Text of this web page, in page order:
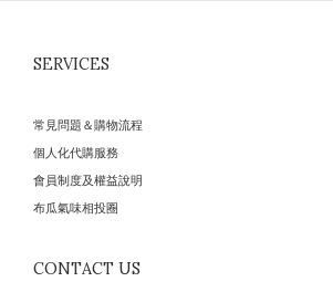
SERVICES
常見問題＆購物流程
個人化代購服務
會員制度及權益說明
布瓜氣味相投圈
CONTACT US